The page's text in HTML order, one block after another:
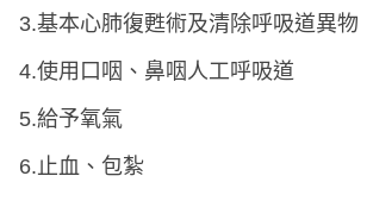
3.基本心肺復甦術及清除呼吸道異物
4.使用口咽、鼻咽人工呼吸道
5.給予氧氣
6.止血、包紮